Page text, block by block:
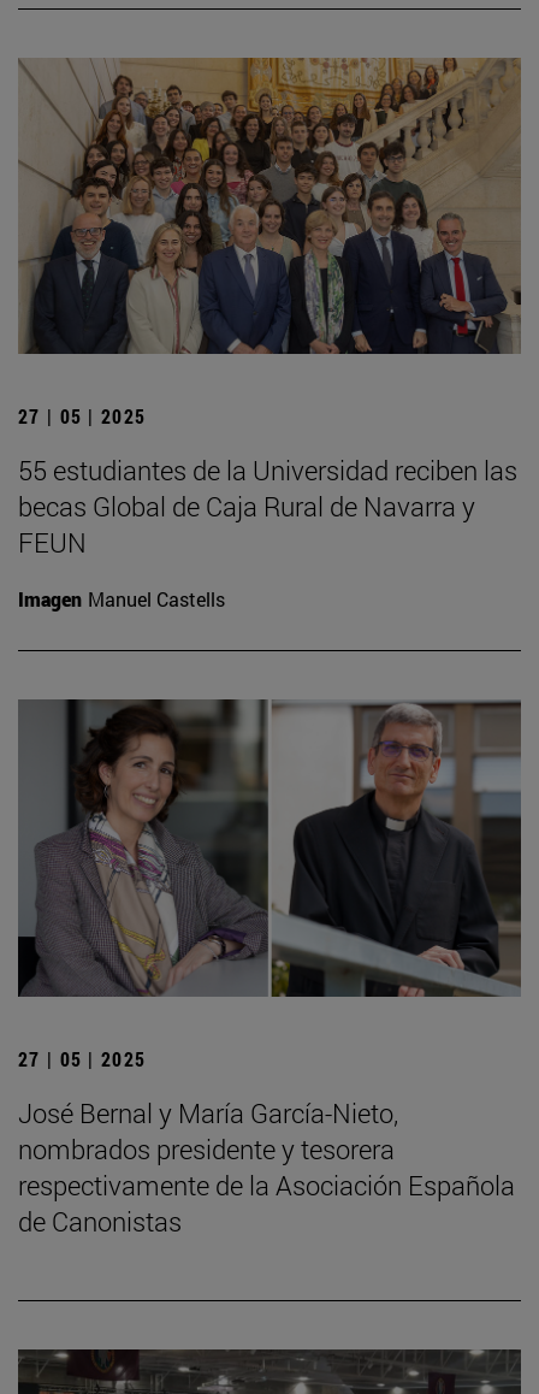
27 | 05 | 2025
55 estudiantes de la Universidad reciben las
becas Global de Caja Rural de Navarra y
FEUN
Imagen Manuel Castells
27 | 05 | 2025
José Bernal y María García-Nieto,
nombrados presidente y tesorera
respectivamente de la Asociación Española
de Canonistas